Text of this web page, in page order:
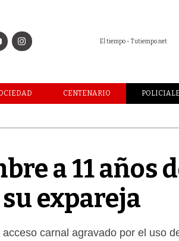
El tiempo - Tutiempo.net
CENTENARIO
a 11 años
expareja
carnal agravado por el uso